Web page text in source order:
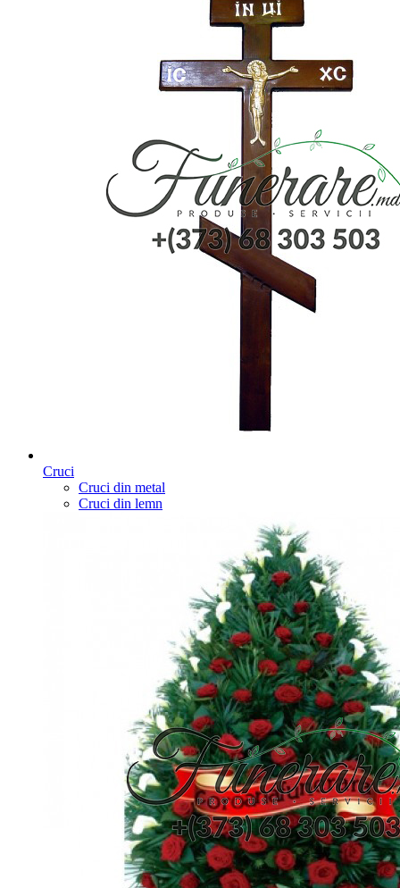
Cruci
Cruci din metal
Cruci din lemn